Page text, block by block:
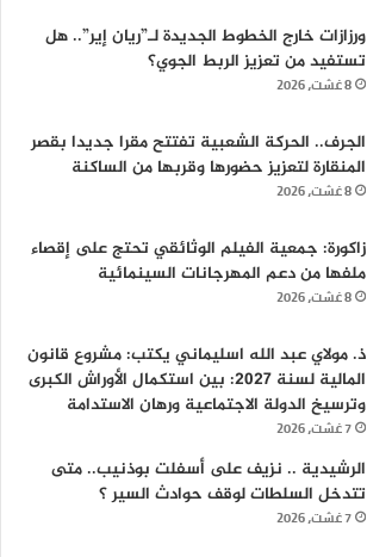
ورزازات خارج الخطوط الجديدة لـ”ريان إير”.. هل
تستفيد من تعزيز الربط الجوي؟
8 غشت، 2026
الجرف.. الحركة الشعبية تفتتح مقرا جديدا بقصر
المنقارة لتعزيز حضورها وقربها من الساكنة
8 غشت، 2026
زاكورة: جمعية الفيلم الوثائقي تحتج على إقصاء
ملفها من دعم المهرجانات السينمائية
8 غشت، 2026
ذ. مولاي عبد الله اسليماني يكتب: مشروع قانون
المالية لسنة 2027: بين استكمال الأوراش الكبرى
وترسيخ الدولة الاجتماعية ورهان الاستدامة
7 غشت، 2026
الرشيدية .. نزيف على أسفلت بوذنيب.. متى
تتدخل السلطات لوقف حوادث السير ؟
7 غشت، 2026